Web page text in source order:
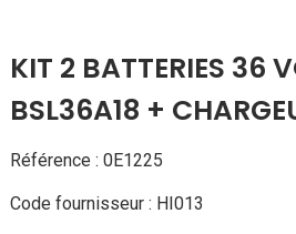
KIT 2 BATTERIES 36
BSL36A18 +
Référence : 0E1225
Code fournisseur : HI013